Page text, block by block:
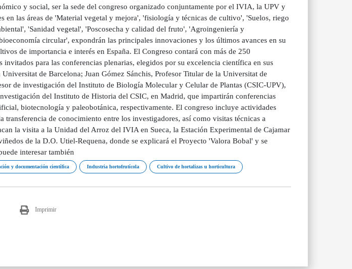
y social, ser la sede del congreso organizado conjuntamente por el IVIA, la UPV y
en las áreas de 'Material vegetal y mejora', 'fisiología y técnicas de cultivo', 'Suelos, riego
'Sanidad vegetal', 'Poscosecha y calidad del fruto', 'Agroingeniería y
circular', expondrán las principales innovaciones y los últimos avances en su
de importancia e interés en España. El Congreso contará con más de 250
para las conferencias plenarias, elegidos por su excelencia científica en sus
de Barcelona; Juan Gómez Sánchis, Profesor Titular de la Universitat de
de investigación del Instituto de Biología Molecular y Celular de Plantas (CSIC-UPV),
del Instituto de Historia del CSIC, en Madrid, que impartirán conferencias
biotecnología y paleobotánica, respectivamente. El congreso incluye actividades
transferencia de conocimiento entre los investigadores, así como visitas técnicas a
la visita a la Unidad del Arroz del IVIA en Sueca, la Estación Experimental de Cajamar
de la D.O. Utiel-Requena, donde se explicará el Proyecto 'Valora Bobal' y se
interesar también
y documentación científica Industria hortofrutícola Cultivo de hortalizas u horticultura
Imprimir